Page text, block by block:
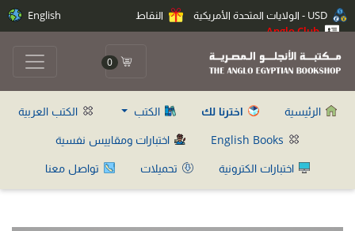
النقاط
Anglo Club
English
0
الرئيسية اخترنا لك الكتب
الكتب العربية
اختبارات ومقاييس نفسية
اختبارات الكترونية
تحميلات تواصل معنا